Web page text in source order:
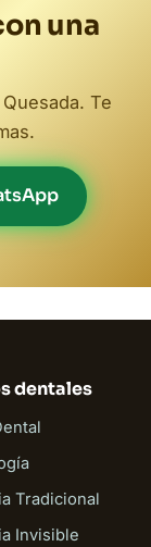
una
Te
dentales
Tradicional
Invisible